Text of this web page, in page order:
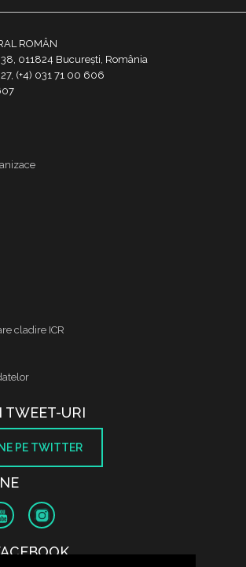
ROMÂN
011824 București, România
(+4) 031 71 00 606
cladire ICR
TWEET-URI
PE TWITTER